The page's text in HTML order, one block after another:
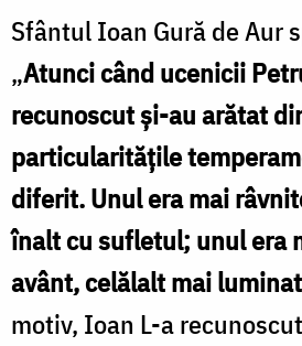
Sfântul Ioan Gură de Aur
„Atunci când ucenicii
recunoscut şi-au arătat
particularităţile
diferit. Unul era mai
înalt cu sufletul; unul era
avânt, celălalt mai luminat
motiv, Ioan L-a